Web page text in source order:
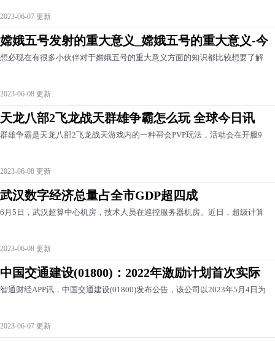
2023-06-07 更新
嫦娥五号发射的重大意义_嫦娥五号的重大意义-今
想必现在有很多小伙伴对于嫦娥五号的重大意义方面的知识都比较想要了解
2023-06-08 更新
天龙八部2飞龙战天群雄争霸怎么玩 全球今日讯
群雄争霸是天龙八部2飞龙战天游戏内的一种帮会PVP玩法，活动会在开服9
2023-06-08 更新
武汉数字经济总量占全市GDP超四成
6月5日，武汉超算中心机房，技术人员在巡控服务器机房。近日，超级计算
2023-06-08 更新
中国交通建设(01800)：2022年激励计划首次实际
智通财经APP讯，中国交通建设(01800)发布公告，该公司以2023年5月4日为
2023-06-07 更新